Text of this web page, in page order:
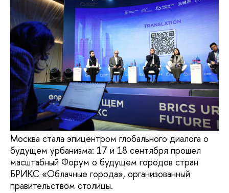
Москва стала эпицентром глобального диалога о
будущем урбанизма: 17 и 18 сентября прошел
масштабный Форум о будущем городов стран
БРИКС «Облачные города», организованный
правительством столицы.